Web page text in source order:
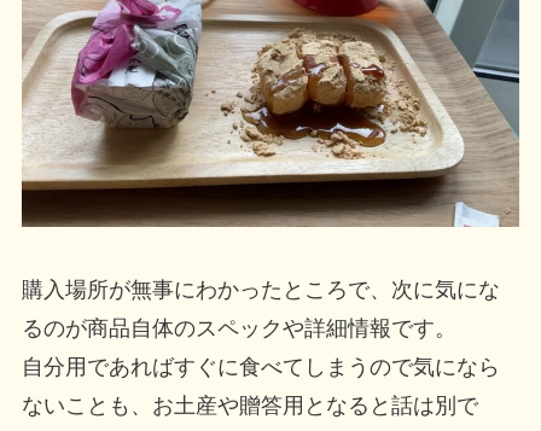
購入場所が無事にわかったところで、次に気にな
るのが商品自体のスペックや詳細情報です。
自分用であればすぐに食べてしまうので気になら
ないことも、お土産や贈答用となると話は別で